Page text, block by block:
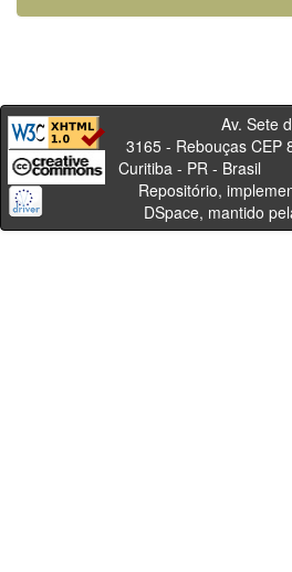
Av. Sete de
3165 - Rebouças CEP
Curitiba - PR
Repositório,
DSpace, mantido